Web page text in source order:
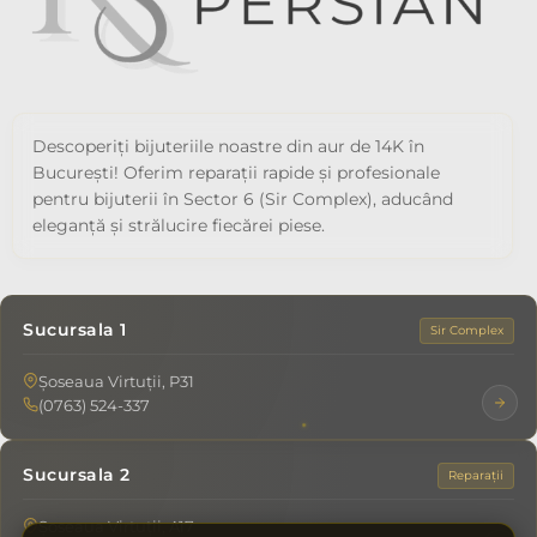
Descoperiți bijuteriile noastre din aur de 14K în
București! Oferim reparații rapide și profesionale
pentru bijuterii în Sector 6 (Sir Complex), aducând
eleganță și strălucire fiecărei piese.
Sucursala 1 Sir Complex
Șoseaua Virtuții, P31
(0763) 524-337
Sucursala 2 Reparații
Șoseaua Virtuții, A17